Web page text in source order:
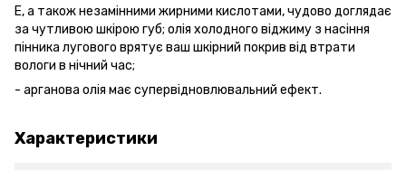
Е, а також незамінними жирними кислотами, чудово доглядає
за чутливою шкірою губ; олія холодного віджиму з насіння
пінника лугового врятує ваш шкірний покрив від втрати
вологи в нічний час;
- арганова олія має супервідновлювальний ефект.
Характеристики